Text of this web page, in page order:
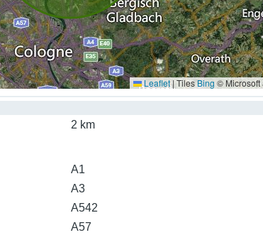
Leaflet| TilesBing © Microsoft
2 km
A1
A3
A542
A57